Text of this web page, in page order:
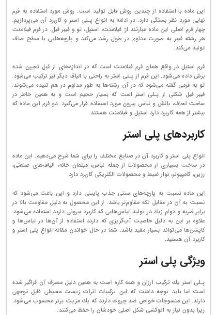
این ماده با استفاده از چندین روش قابل تولید است. روش مورد استفاده به فرم
نهایی مورد نظر بستگی دارد. در ادامه به انواع پـلی استر و كاربرد آن می‌پردازیم.
چهار فرم اصلی این ماده عبارتند از: فیلامنت، استپل، تو و فیبر فیل. در فرم فیلامنت
هر رشته فیبر به صورت مداوم در طول رشد می‌كند و پارچه‌هایی با سطح صاف
تولید می‌كند.
فرم استپل در واقع همان فرم فیلامنت است كه در اندازه‌های از قبل تعیین شده
برش داده می‌شود. این فرم از پـلی استر به راحتی با الیاف دیگر نیز تركیب می‌شود.
تو به فرمی گفته می‌شود كه در آن رشته‌ها به طور مداوم در هم تنیده می‌شوند.
فیبر فیل شكلی از پـلی استر است كه بسیار حجیم است و به همین خاطر در
ساخت لحاف، بالش و لباس بیرون مورد استفاده قرار می‌گیرد. دو فرم این ماده كه
بیشتر از همه كاربرد دارد استپل و فیلامنت هستند.
كاربردهای پلی استر
انواع پلی استر و كاربرد آن در صنایع مختلف را برای شما شرح می‌دهیم. این ماده
در ساخت بسیاری از محصولات از جمله لباس، مبلمان خانه، الیاف‌های صنعتی،
رزین، كامپیوتر، نوار ضبط و محصولات الكتریكی كاربرد دارد.
این ماده نسبت به پارچه‌های سنتی جذب پایینی دارد و این باعث می‌شود كه
نسبت به آن در مقابل لكه مقاوم‌تر باشد. از این محصول به دلیل مقاومت بالا در
برابر ضربه و دوام زیاد در تولید لباس‌هایی كه كاربرد بیرونی دارند استفاده می‌شود.
علاوه بر این به دلیل خاصیت آب‌گریزی كه دارند استفاده از آن‌ها در لباس‌ها و
كاپشن‌ها می‌تواند بسیار مفید باشد. شما در حال خواندن مقاله انواع پلی استر و
کاربرد آن هستید.
ویژگی پلی استر
پـلی استر یك تركیب ارزان و همه كاره است به همین دلیل مصرف آن فراگیر شده
است اما باید توجه داشت كه این تركیبات اثرات زیست محیطی قابل توجهی
دارند. این منسوجات خواص ضد چروك دارند كه یك مزیت برتر محسوب می‌شود.
زیرا بدون نیاز به اتوكشی شكل اصلی خودشان را حفظ می‌كنند.